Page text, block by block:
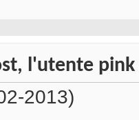
l'utente
2013)